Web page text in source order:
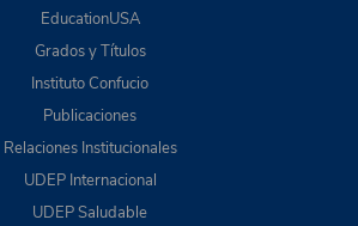
EducationUSA
Grados y Títulos
Instituto Confucio
Publicaciones
Relaciones Institucionales
UDEP Internacional
UDEP Saludable